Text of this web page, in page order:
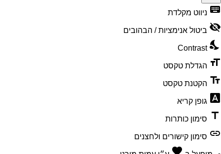
פתיחה
של
תפריט
keyboard ניווט מקלדת
visibility_off ביטול אנימציות / הבהובים
nights_stay
Contrast
format_size הגדלת טקסט
text_fields הקטנת טקסט
font_download גופן קריא
title סימון כותרות
link סימון קישורים ולחצנים
favorite אהבה